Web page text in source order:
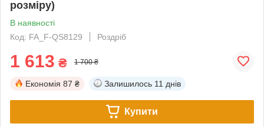
розміру)
В наявності
Код: FA_F-QS8129
Роздріб
1 613 ₴ 1 700 ₴
Економія 87 ₴ Залишилось 11 днів
Купити